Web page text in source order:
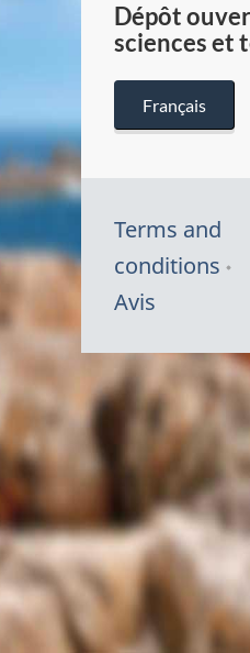
Dépôt
sciences et
Français
Terms and
conditions
Avis